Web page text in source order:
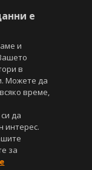
е
и
в
Можете да
време,
да
интерес.
за